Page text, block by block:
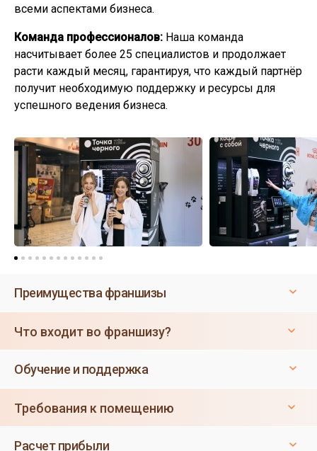
всеми аспектами бизнеса.
Команда профессионалов: Наша команда
насчитывает более 25 специалистов и продолжает
расти каждый месяц, гарантируя, что каждый партнёр
получит необходимую поддержку и ресурсы для
успешного ведения бизнеса.
Преимущества франшизы
Что входит во франшизу?
Обучение и поддержка
Требования к помещению
Расчет прибыли